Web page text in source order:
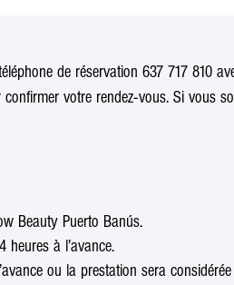
de réservation 637 717 810
votre rendez-vous. Si vous
Beauty Puerto Banús.
heures à l’avance.
ou la prestation sera